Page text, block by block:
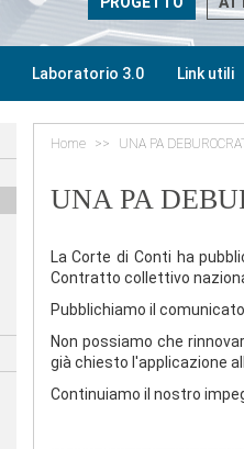
Laboratorio 3.0 Link utili
Home UNA PA
UNA PA
La Corte di Conti ha
Contratto collettivo
Pubblichiamo il
Non possiamo che
già chiesto l'applicazione
Continuiamo il nostro